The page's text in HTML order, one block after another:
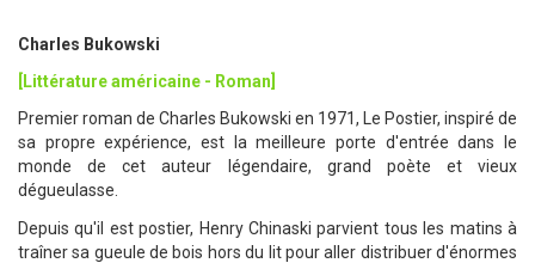
Charles Bukowski
[Littérature américaine - Roman]
Premier roman de Charles Bukowski en 1971, Le Postier, inspiré de
sa propre expérience, est la meilleure porte d'entrée dans le
monde de cet auteur légendaire, grand poète et vieux
dégueulasse.
Depuis qu'il est postier, Henry Chinaski parvient tous les matins à
traîner sa gueule de bois hors du lit pour aller distribuer d'énormes